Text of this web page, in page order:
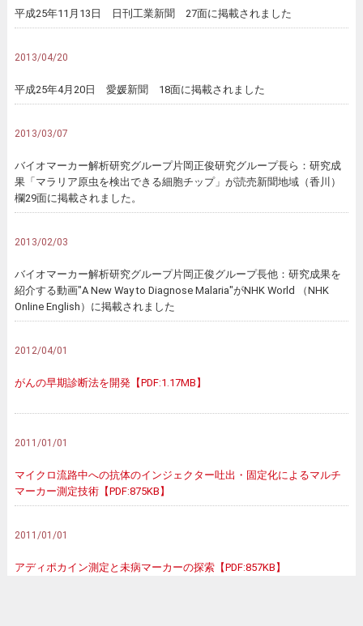
平成25年11月13日 日刊工業新聞 27面に掲載されました
2013/04/20
平成25年4月20日 愛媛新聞 18面に掲載されました
2013/03/07
バイオマーカー解析研究グループ片岡正俊研究グループ長ら：研究成
果「マラリア原虫を検出できる細胞チップ」が読売新聞地域（香川）
欄29面に掲載されました。
2013/02/03
バイオマーカー解析研究グループ片岡正俊グループ長他：研究成果を
紹介する動画"A New Way to Diagnose Malaria"がNHK World （NHK
Online English）に掲載されました
2012/04/01
がんの早期診断法を開発【PDF:1.17MB】
2011/01/01
マイクロ流路中への抗体のインジェクター吐出・固定化によるマルチ
マーカー測定技術【PDF:875KB】
2011/01/01
アディポカイン測定と未病マーカーの探索【PDF:857KB】